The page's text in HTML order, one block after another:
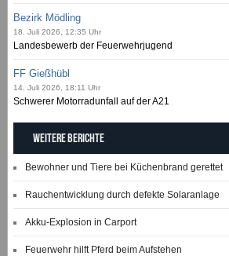
Bezirk Mödling
18. Juli 2026, 12:35 Uhr
Landesbewerb der Feuerwehrjugend
FF Gießhübl
14. Juli 2026, 18:11 Uhr
Schwerer Motorradunfall auf der A21
Weitere Berichte
Bewohner und Tiere bei Küchenbrand gerettet
Rauchentwicklung durch defekte Solaranlage
Akku-Explosion in Carport
Feuerwehr hilft Pferd beim Aufstehen